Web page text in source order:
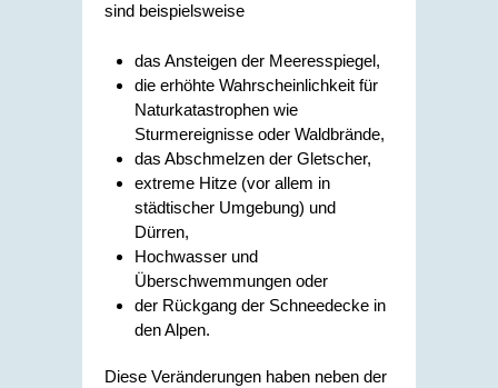
sind beispielsweise
das Ansteigen der Meeresspiegel,
die erhöhte Wahrscheinlichkeit für
Naturkatastrophen wie
Sturmereignisse oder Waldbrände,
das Abschmelzen der Gletscher,
extreme Hitze (vor allem in
städtischer Umgebung) und
Dürren,
Hochwasser und
Überschwemmungen oder
der Rückgang der Schneedecke in
den Alpen.
Diese Veränderungen haben neben der